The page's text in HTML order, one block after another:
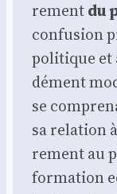
re­mentdu
confu­sion
poli­tique et
dé­ment
se
sa rela­tion
re­ment au
for­ma­tion